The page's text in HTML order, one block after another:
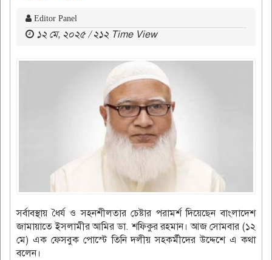
Editor Panel
১২ মে, ২০২৫ / ২১২ Time View
সর্বাবস্থায় ধৈর্য ও সহনশীলতার চেষ্টার পরামর্শ দিয়েছেন বাংলাদেশ
জামায়াতে ইসলামীর আমির ডা. শফিকুর রহমান। আজ সোমবার (১২
মে) এক ফেসবুক পোস্টে তিনি দলীয় সহকর্মীদের উদ্দেশে এ কথা
বলেন।